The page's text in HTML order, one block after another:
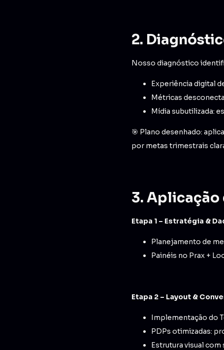
2.
Nosso diagnóstico
Experiência digital
Métricas
Mídia subutilizada:
🎯 Plano desenhado:
por metas trimestrais
3.
Etapa 1 – Estratégia &
Planejamento de
Painéis no Prax +
Etapa 2 – Layout &
Implementação do
PDPs otimizadas:
Estrutura visual